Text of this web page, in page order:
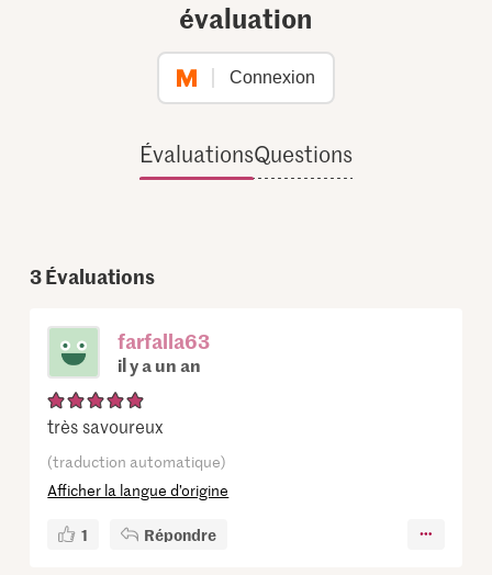
évaluation
Connexion
ÉvaluationsQuestions
3Évaluations
farfalla63
il y a un an
très savoureux
(traduction automatique)
Afficher la langue d’origine
1 Répondre